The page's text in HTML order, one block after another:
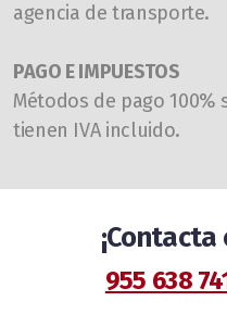
agencia de transporte.
PAGO E IMPUESTOS
Métodos de pago 100%
tienen IVA incluido.
955 638